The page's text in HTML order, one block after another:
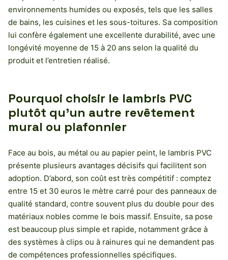
environnements humides ou exposés, tels que les salles
de bains, les cuisines et les sous-toitures. Sa composition
lui confère également une excellente durabilité, avec une
longévité moyenne de 15 à 20 ans selon la qualité du
produit et l’entretien réalisé.
Pourquoi choisir le lambris PVC
plutôt qu’un autre revêtement
mural ou plafonnier
Face au bois, au métal ou au papier peint, le lambris PVC
présente plusieurs avantages décisifs qui facilitent son
adoption. D’abord, son coût est très compétitif : comptez
entre 15 et 30 euros le mètre carré pour des panneaux de
qualité standard, contre souvent plus du double pour des
matériaux nobles comme le bois massif. Ensuite, sa pose
est beaucoup plus simple et rapide, notamment grâce à
des systèmes à clips ou à rainures qui ne demandent pas
de compétences professionnelles spécifiques.